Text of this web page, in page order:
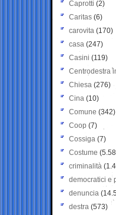
Caprotti (2)
Caritas (6)
carovita (170)
casa (247)
Casini (119)
Centrodestra
Chiesa (276)
Cina (10)
Comune (342)
Coop (7)
Cossiga (7)
Costume
criminalità
democratici e
denuncia
destra (573)